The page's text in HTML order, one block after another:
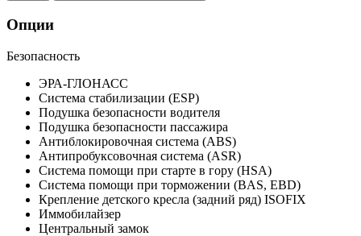
Опции
Безопасность
ЭРА-ГЛОНАСС
Система стабилизации (ESP)
Подушка безопасности водителя
Подушка безопасности пассажира
Антиблокировочная система (ABS)
Антипробуксовочная система (ASR)
Система помощи при старте в гору (HSA)
Система помощи при торможении (BAS, EBD)
Крепление детского кресла (задний ряд) ISOFIX
Иммобилайзер
Центральный замок